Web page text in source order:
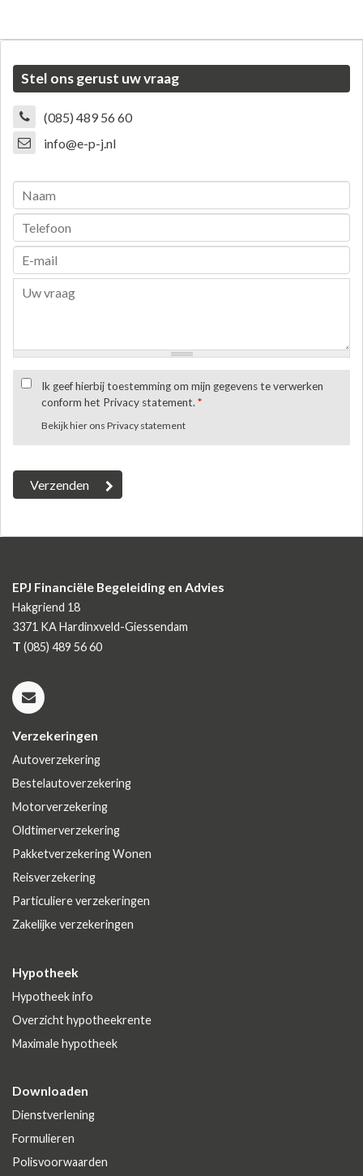
Stel ons gerust uw vraag
(085) 489 56 60
info@e-p-j.nl
Ik geef hierbij toestemming om mijn gegevens te verwerken
conform het Privacy statement. *
Bekijk hier ons Privacy statement
EPJ Financiële Begeleiding en Advies
Hakgriend 18
3371 KAHardinxveld-Giessendam
T (085) 489 56 60
Verzekeringen
Autoverzekering
Bestelautoverzekering
Motorverzekering
Oldtimerverzekering
Pakketverzekering Wonen
Reisverzekering
Particuliere verzekeringen
Zakelijke verzekeringen
Hypotheek
Hypotheek info
Overzicht hypotheekrente
Maximale hypotheek
Downloaden
Dienstverlening
Formulieren
Polisvoorwaarden